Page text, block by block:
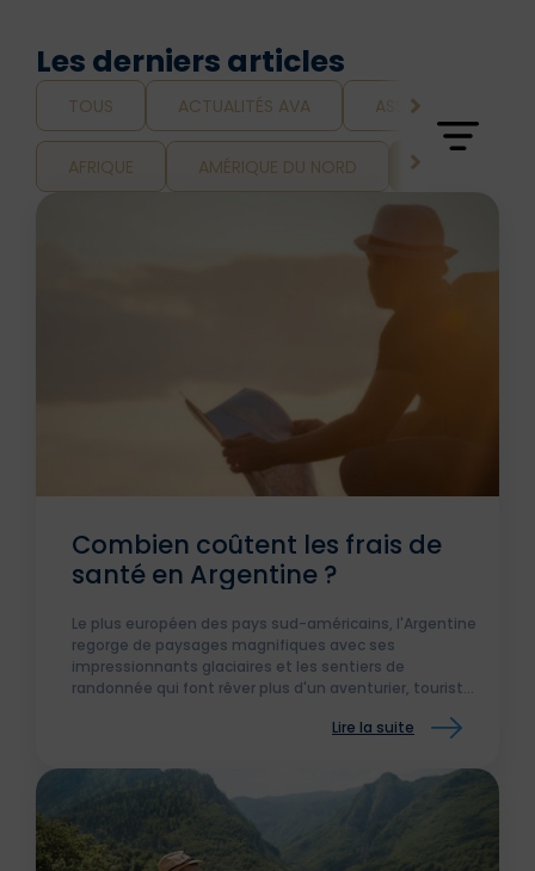
Les derniers articles
TOUS ACTUALITÉS AVA ASSURANCE ET
AFRIQUE AMÉRIQUE DU NORD
Combien coûtent les frais de
santé en Argentine ?
Le plus européen des pays sud-américains, l'Argentine
regorge de paysages magnifiques avec ses
impressionnants glaciaires et les sentiers de
randonnée qui font rêver plus d'un aventurier, touriste
Lire la suite